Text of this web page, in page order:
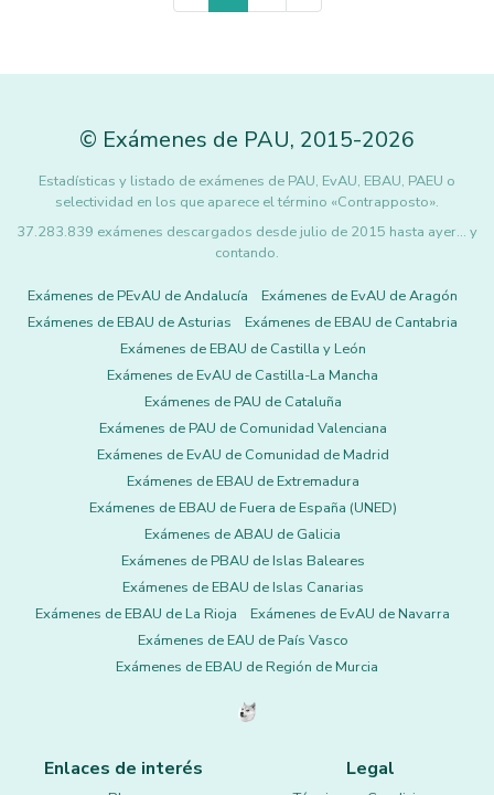
© Exámenes de PAU, 2015-2026
Estadísticas y listado de exámenes de PAU, EvAU, EBAU, PAEU o
selectividad en los que aparece el término «Contrapposto».
37.283.839 exámenes descargados desde julio de 2015 hasta ayer... y
contando.
Exámenes de PEvAU de Andalucía
Exámenes de EvAU de Aragón
Exámenes de EBAU de Asturias
Exámenes de EBAU de Cantabria
Exámenes de EBAU de Castilla y León
Exámenes de EvAU de Castilla-La Mancha
Exámenes de PAU de Cataluña
Exámenes de PAU de Comunidad Valenciana
Exámenes de EvAU de Comunidad de Madrid
Exámenes de EBAU de Extremadura
Exámenes de EBAU de Fuera de España (UNED)
Exámenes de ABAU de Galicia
Exámenes de PBAU de Islas Baleares
Exámenes de EBAU de Islas Canarias
Exámenes de EBAU de La Rioja
Exámenes de EvAU de Navarra
Exámenes de EAU de País Vasco
Exámenes de EBAU de Región de Murcia
Enlaces de interés Legal